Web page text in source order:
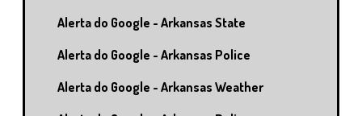
Alerta do Google - Arkansas State
Alerta do Google - Arkansas Police
Alerta do Google - Arkansas Weather